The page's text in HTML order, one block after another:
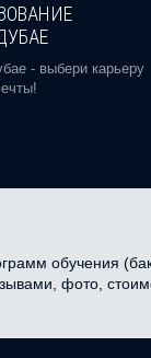
- выбери карьеру
обучения
фото,